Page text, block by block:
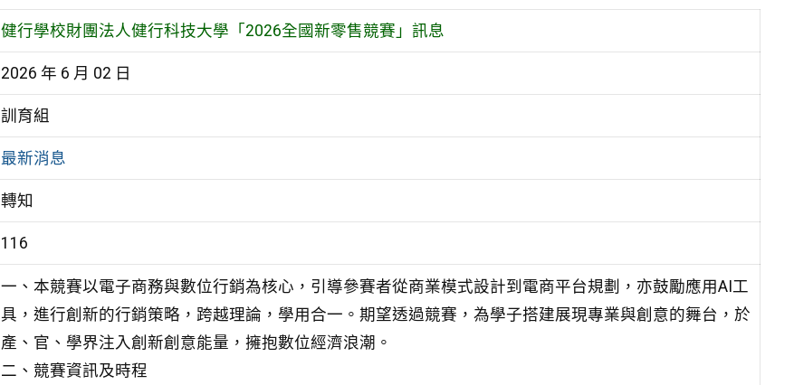
健行學校財團法人健行科技大學「2026全國新零售競賽」訊息
2026 年 6 月 02 日
訓育組
最新消息
轉知
116
一、本競賽以電子商務與數位行銷為核心，引導參賽者從商業模式設計到電商平台規劃，亦鼓勵應用AI工
具，進行創新的行銷策略，跨越理論，學用合一。期望透過競賽，為學子搭建展現專業與創意的舞台，於
產、官、學界注入創新創意能量，擁抱數位經濟浪潮。
二、競賽資訊及時程